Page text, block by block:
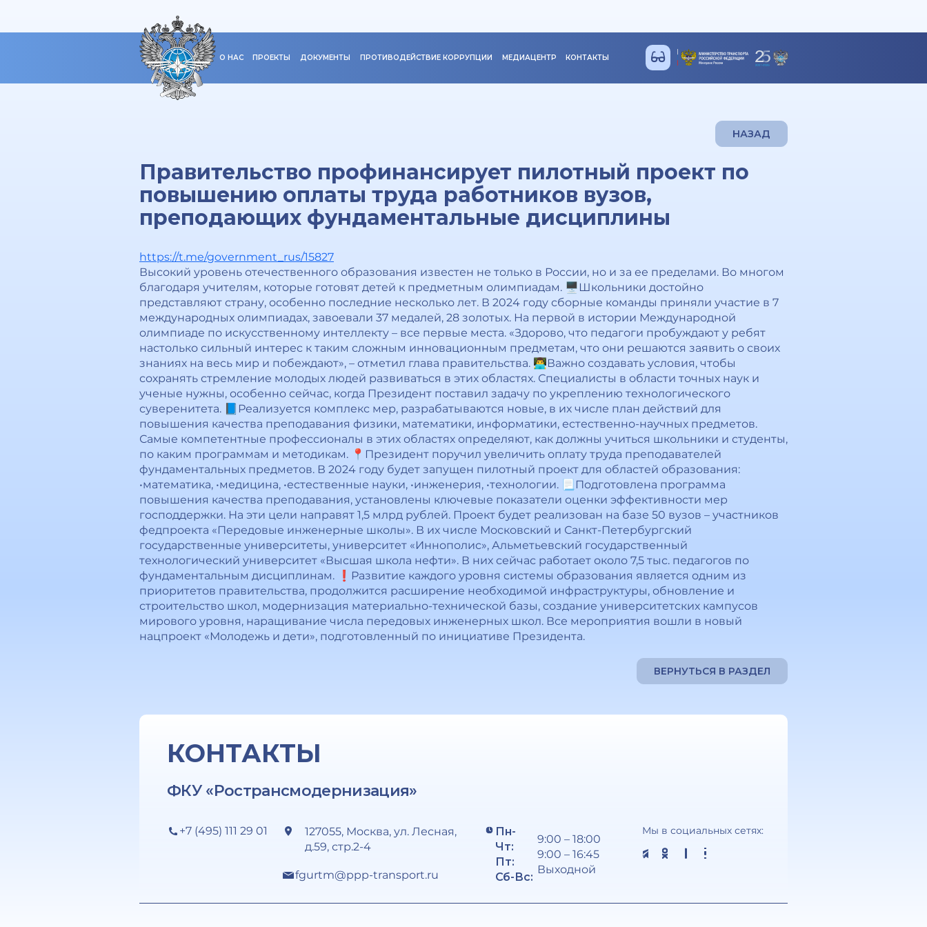
О НАС ПРОЕКТЫ ДОКУМЕНТЫ ПРОТИВОДЕЙСТВИЕ КОРРУПЦИИ МЕДИАЦЕНТР КОНТАКТЫ
НАЗАД
Правительство профинансирует пилотный проект по
повышению оплаты труда работников вузов,
преподающих фундаментальные дисциплины
https://t.me/government_rus/15827
Высокий уровень отечественного образования известен не только в России, но и за ее пределами. Во многом
благодаря учителям, которые готовят детей к предметным олимпиадам. 🖥Школьники достойно
представляют страну, особенно последние несколько лет. В 2024 году сборные команды приняли участие в 7
международных олимпиадах, завоевали 37 медалей, 28 золотых. На первой в истории Международной
олимпиаде по искусственному интеллекту – все первые места. «Здорово, что педагоги пробуждают у ребят
настолько сильный интерес к таким сложным инновационным предметам, что они решаются заявить о своих
знаниях на весь мир и побеждают», – отметил глава правительства. 👨‍💻Важно создавать условия, чтобы
сохранять стремление молодых людей развиваться в этих областях. Специалисты в области точных наук и
ученые нужны, особенно сейчас, когда Президент поставил задачу по укреплению технологического
суверенитета. 📘Реализуется комплекс мер, разрабатываются новые, в их числе план действий для
повышения качества преподавания физики, математики, информатики, естественно-научных предметов.
Самые компетентные профессионалы в этих областях определяют, как должны учиться школьники и студенты,
по каким программам и методикам. 📍Президент поручил увеличить оплату труда преподавателей
фундаментальных предметов. В 2024 году будет запущен пилотный проект для областей образования:
•математика, •медицина, •естественные науки, •инженерия, •технологии. 📃Подготовлена программа
повышения качества преподавания, установлены ключевые показатели оценки эффективности мер
господдержки. На эти цели направят 1,5 млрд рублей. Проект будет реализован на базе 50 вузов – участников
федпроекта «Передовые инженерные школы». В их числе Московский и Санкт-Петербургский
государственные университеты, университет «Иннополис», Альметьевский государственный
технологический университет «Высшая школа нефти». В них сейчас работает около 7,5 тыс. педагогов по
фундаментальным дисциплинам. ❗️Развитие каждого уровня системы образования является одним из
приоритетов правительства, продолжится расширение необходимой инфраструктуры, обновление и
строительство школ, модернизация материально-технической базы, создание университетских кампусов
мирового уровня, наращивание числа передовых инженерных школ. Все мероприятия вошли в новый
нацпроект «Молодежь и дети», подготовленный по инициативе Президента.
ВЕРНУТЬСЯ В РАЗДЕЛ
КОНТАКТЫ
ФКУ «Ространсмодернизация»
+7 (495) 111 29 01
127055, Москва, ул. Лесная,
д.59, стр.2-4
fgurtm@ppp-transport.ru
Пн-
Чт:
Пт:
Сб-Вс:
9:00 – 18:00
9:00 – 16:45
Выходной
Мы в социальных сетях: